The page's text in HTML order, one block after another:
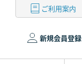
ご利用案内
新規会員登録